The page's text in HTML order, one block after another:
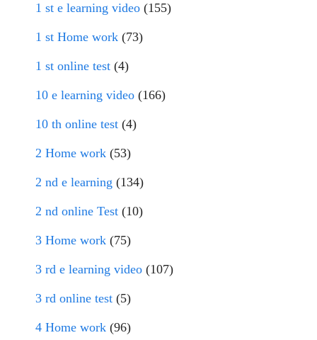
1 st e learning video (155)
1 st Home work (73)
1 st online test (4)
10 e learning video (166)
10 th online test (4)
2 Home work (53)
2 nd e learning (134)
2 nd online Test (10)
3 Home work (75)
3 rd e learning video (107)
3 rd online test (5)
4 Home work (96)